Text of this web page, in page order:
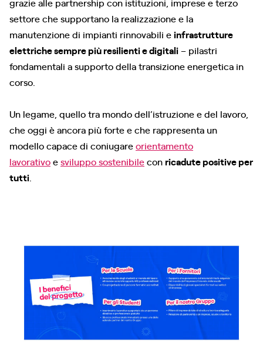
settore che supportano la realizzazione e la
manutenzione di impianti rinnovabili einfrastrutture
elettriche sempre più resilienti e digitali– pilastri
fondamentali a supporto della transizione energetica in
corso.
Un legame, quello tra mondo dell’istruzione e del lavoro,
che oggi è ancora più forte e che rappresenta un
modello capace di coniugareorientamento
lavorativoesviluppo sostenibileconricadute positive per
tutti